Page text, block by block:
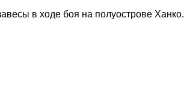
в ходе боя на полуострове Ханко.